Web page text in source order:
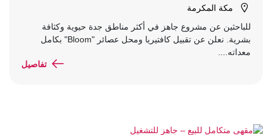
مكة المكرمة
للباحثين عن مشروع جاهز في أكثر مناطق جدة حيوية وكثافة
بشرية. نعلن عن تقبيل كافتيريا ومحل عصائر "Bloom" بكامل
معداته....
تفاصيل